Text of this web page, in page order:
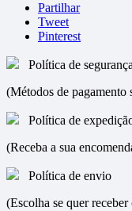
Partilhar
Tweet
Pinterest
Política de segurança
(Métodos de pagamento
Política de
(Receba a sua
Política de envio
(Escolha se quer